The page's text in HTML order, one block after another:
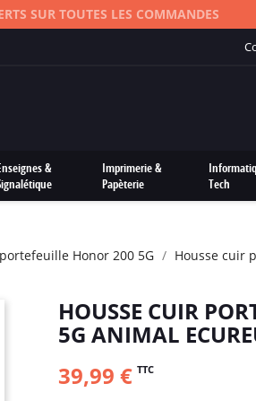
SUR TOUTES LES COMMANDES
&
Imprimerie &
Papèterie
Tech
Honor 200 5G Housse cuir
HOUSSE CUIR
5G ANIMAL
39,99 € TTC